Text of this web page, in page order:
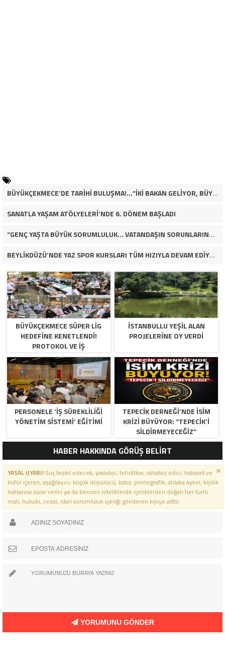
BÜYÜKÇEKMECE’DE TARİHİ BULUŞMA!…“İKİ BAKAN GELİYOR, BÜYÜKÇEKMECE’NİN ADLİYE KADERİ DEĞİŞECEK Mİ?”
SANATLA YAŞAM ATÖLYELERİ’NDE 6. DÖNEM BAŞLADI
“GENÇ YAŞTA BÜYÜK SORUMLULUK… VATANDAŞIN SORUNLARINA ÇÖZÜM ARIYOR!”
BEYLİKDÜZÜ’NDE YAZ SPOR KURSLARI TÜM HIZIYLA DEVAM EDİYOR
BÜYÜKÇEKMECE SÜPER LİG
HEDEFİNE KENETLENDİ!
PROTOKOL VE İŞ
DÜNYASINDAN BASKETBOL
TAKIMINA TAM DESTEK…
İSTANBULLU YEŞİL ALAN
PROJELERİNE OY VERDİ
PERSONELE ‘İŞ SÜREKLİLİĞİ
YÖNETİM SİSTEMİ’ EĞİTİMİ
TEPECİK DERNEĞİ’NDE İSİM
KRİZİ BÜYÜYOR: “TEPECİK’İ
SİLDİRMEYECEĞİZ”
HABER HAKKINDA GÖRÜŞ BELİRT
YASAL UYARI!Suç teşkil edecek, yasadışı, tehditkar, rahatsız edici, hakaret ve
küfür içeren, aşağılayıcı, küçük düşürücü, kaba, pornografik, ahlaka aykırı, kişilik
haklarına zarar verici ya da benzeri niteliklerde içeriklerden doğan her türlü
mali, hukuki, cezai, idari sorumluluk içeriği gönderen kişiye aittir.
YORUMUNU GÖNDER